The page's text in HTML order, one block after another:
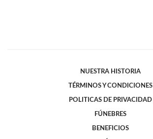
NUESTRA HISTORIA
TÉRMINOS Y CONDICIONES
POLITICAS DE PRIVACIDAD
FÚNEBRES
BENEFICIOS